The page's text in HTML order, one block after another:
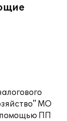
МО
ПП